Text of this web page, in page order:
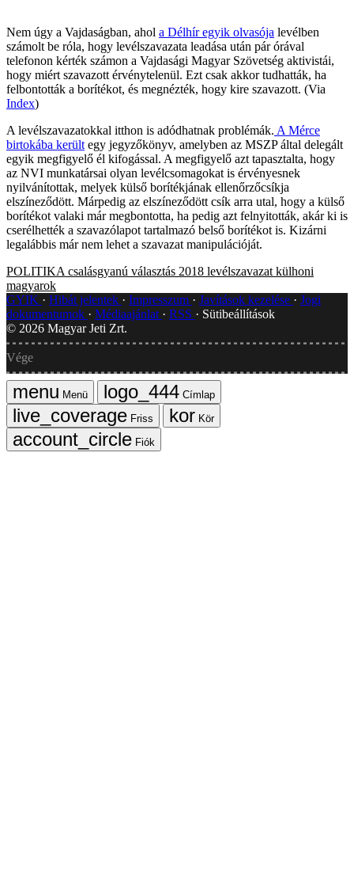
Nem úgy a Vajdaságban, ahol a Délhír egyik olvasója levélben
számolt be róla, hogy levélszavazata leadása után pár órával
telefonon kérték számon a Vajdasági Magyar Szövetség aktivistái,
hogy miért szavazott érvénytelenül. Ezt csak akkor tudhatták, ha
felbontották a borítékot, és megnézték, hogy kire szavazott. (Via
Index)
A levélszavazatokkal itthon is adódhatnak problémák. A Mérce
birtokába került egy jegyzőkönyv, amelyben az MSZP által delegált
egyik megfigyelő él kifogással. A megfigyelő azt tapasztalta, hogy
az NVI munkatársai olyan levélcsomagokat is érvényesnek
nyilvánítottak, melyek külső borítékjának ellenőrzőcsíkja
elszíneződött. Márpedig az elszíneződött csík arra utal, hogy a külső
borítékot valaki már megbontotta, ha pedig azt felnyitották, akár ki is
cserélhették a szavazólapot tartalmazó belső borítékot is. Kizárni
legalábbis már nem lehet a szavazat manipulációját.
POLITIKA csalásgyanú választás 2018 levélszavazat külhoni
magyarok
GYIK
Hibát jelentek Impresszum Javítások kezelése
Jogi
dokumentumok
Médiaajánlat RSS
Sütibeállítások
© 2026 Magyar Jeti Zrt.
Vége
Menü
Címlap
Friss
Kör
Fiók